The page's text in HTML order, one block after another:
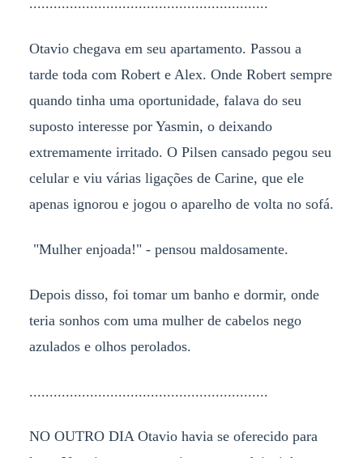
...........................................................
Otavio chegava em seu apartamento. Passou a
tarde toda com Robert e Alex. Onde Robert sempre
quando tinha uma oportunidade, falava do seu
suposto interesse por Yasmin, o deixando
extremamente irritado. O Pilsen cansado pegou seu
celular e viu várias ligações de Carine, que ele
apenas ignorou e jogou o aparelho de volta no sofá.
"Mulher enjoada!" - pensou maldosamente.
Depois disso, foi tomar um banho e dormir, onde
teria sonhos com uma mulher de cabelos nego
azulados e olhos perolados.
...........................................................
NO OUTRO DIA Otavio havia se oferecido para